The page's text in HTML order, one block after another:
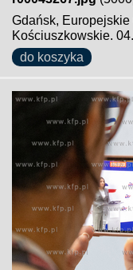
Gdańsk,
Kościuszkowskie.
do koszyka